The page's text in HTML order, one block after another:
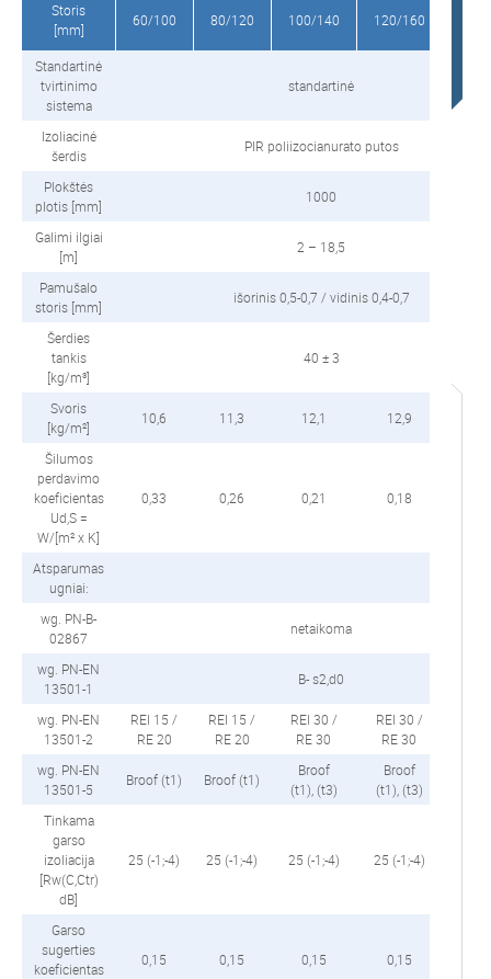
Storis
[mm]
60/100 80/120 100/140 120/160
Standartinė
tvirtinimo
sistema
standartinė
Izoliacinė
šerdis
PIR poliizocianurato putos
Plokštės
plotis [mm]
1000
Galimi ilgiai
[m]
2 – 18,5
Pamušalo
storis [mm]
išorinis 0,5-0,7 / vidinis 0,4-0,7
Šerdies
tankis
[kg/m³]
40 ± 3
Svoris
[kg/m²]
10,6 11,3 12,1 12,9
Šilumos
perdavimo
koeficientas
Ud,S =
W/[m² x K]
0,33 0,26 0,21 0,18
Atsparumas
ugniai:
wg. PN-B-
02867
netaikoma
wg. PN-EN
13501-1
B- s2,d0
wg. PN-EN
13501-2
REI 15 /
RE 20
REI 15 /
RE 20
REI 30 /
RE 30
REI 30 /
RE 30
wg. PN-EN
13501-5
Broof (t1) Broof (t1)
Broof
(t1), (t3)
Broof
(t1), (t3)
Tinkama
garso
izoliacija
[Rw(C,Ctr)
dB]
25 (-1;-4) 25 (-1;-4) 25 (-1;-4) 25 (-1;-4)
Garso
sugerties
koeficientas
0,15 0,15 0,15 0,15